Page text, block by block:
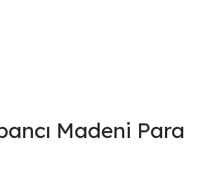
Madeni Para